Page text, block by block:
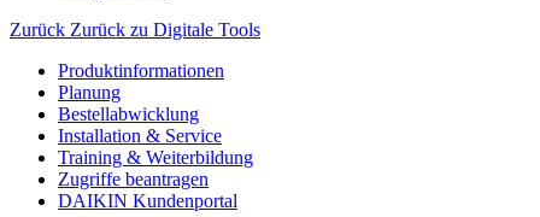
Zurück Zurück zu Digitale Tools
Produktinformationen
Planung
Bestellabwicklung
Installation & Service
Training & Weiterbildung
Zugriffe beantragen
DAIKIN Kundenportal